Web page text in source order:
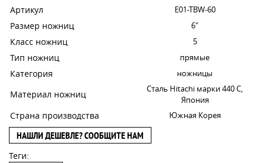
Артикул E01-TBW-60
Размер ножниц 6"
Класс ножниц 5
Тип ножниц прямые
Категория ножницы
Материал ножниц
Сталь Hitachi марки 440 С,
Япония
Страна производства Южная Корея
НАШЛИ ДЕШЕВЛЕ? СООБЩИТЕ НАМ
Теги: